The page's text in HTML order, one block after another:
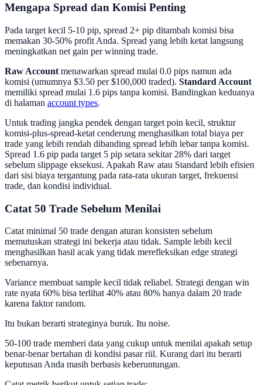
Mengapa Spread dan Komisi Penting
Pada target kecil 5-10 pip, spread 2+ pip ditambah komisi bisa
memakan 30-50% profit Anda. Spread yang lebih ketat langsung
meningkatkan net gain per winning trade.
Raw Account menawarkan spread mulai 0.0 pips namun ada
komisi (umumnya $3.50 per $100,000 traded). Standard Account
memiliki spread mulai 1.6 pips tanpa komisi. Bandingkan keduanya
di halaman account types.
Untuk trading jangka pendek dengan target poin kecil, struktur
komisi-plus-spread-ketat cenderung menghasilkan total biaya per
trade yang lebih rendah dibanding spread lebih lebar tanpa komisi.
Spread 1.6 pip pada target 5 pip setara sekitar 28% dari target
sebelum slippage eksekusi. Apakah Raw atau Standard lebih efisien
dari sisi biaya tergantung pada rata-rata ukuran target, frekuensi
trade, dan kondisi individual.
Catat 50 Trade Sebelum Menilai
Catat minimal 50 trade dengan aturan konsisten sebelum
memutuskan strategi ini bekerja atau tidak. Sample lebih kecil
menghasilkan hasil acak yang tidak merefleksikan edge strategi
sebenarnya.
Variance membuat sample kecil tidak reliabel. Strategi dengan win
rate nyata 60% bisa terlihat 40% atau 80% hanya dalam 20 trade
karena faktor random.
Itu bukan berarti strateginya buruk. Itu noise.
50-100 trade memberi data yang cukup untuk menilai apakah setup
benar-benar bertahan di kondisi pasar riil. Kurang dari itu berarti
keputusan Anda masih berbasis keberuntungan.